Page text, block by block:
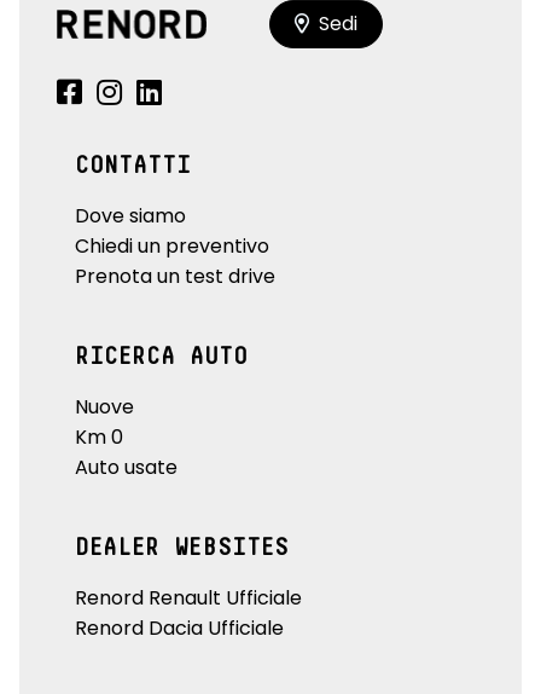
Sedi
CONTATTI
Dove siamo
Chiedi un preventivo
Prenota un test drive
RICERCA AUTO
Nuove
Km 0
Auto usate
DEALER WEBSITES
Renord Renault Ufficiale
Renord Dacia Ufficiale